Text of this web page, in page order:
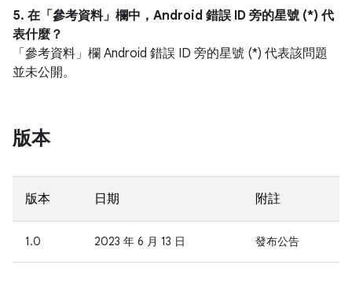
5. 在「參考資料」 欄中，Android 錯誤 ID 旁的星號 (*) 代
表什麼？
「參考資料」 欄 Android 錯誤 ID 旁的星號 (*) 代表該問題
並未公開。
版本
版本 日期 附註
1.0 2023 年 6 月 13 日 發布公告